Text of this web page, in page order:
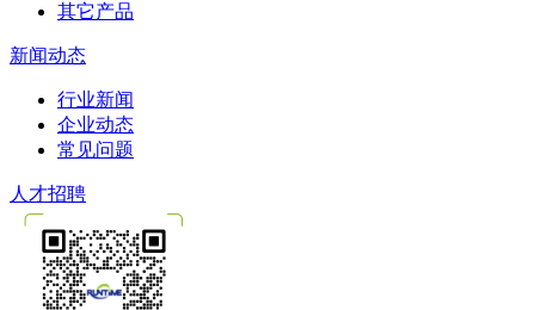
其它产品
新闻动态
行业新闻
企业动态
常见问题
人才招聘